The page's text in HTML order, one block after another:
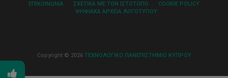
ΕΠΙΚΟΙΝΩΝΊΑ ΣΧΕΤΙΚΆ ΜΕ ΤΟΝ ΙΣΤΌΤΟΠΟ
COOKIE POLICY
ΨΗΦΙΑΚΆ ΑΡΧΕΊΑ ΛΟΓΌΤΥΠΟΥ
Copyright © 2026 ΤΕΧΝΟΛΟΓΙΚΟ ΠΑΝΕΠΙΣΤΗΜΙΟ ΚΥΠΡΟΥ